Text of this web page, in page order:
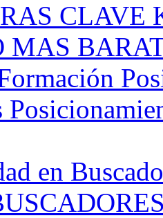
CLAVE
MAS
en